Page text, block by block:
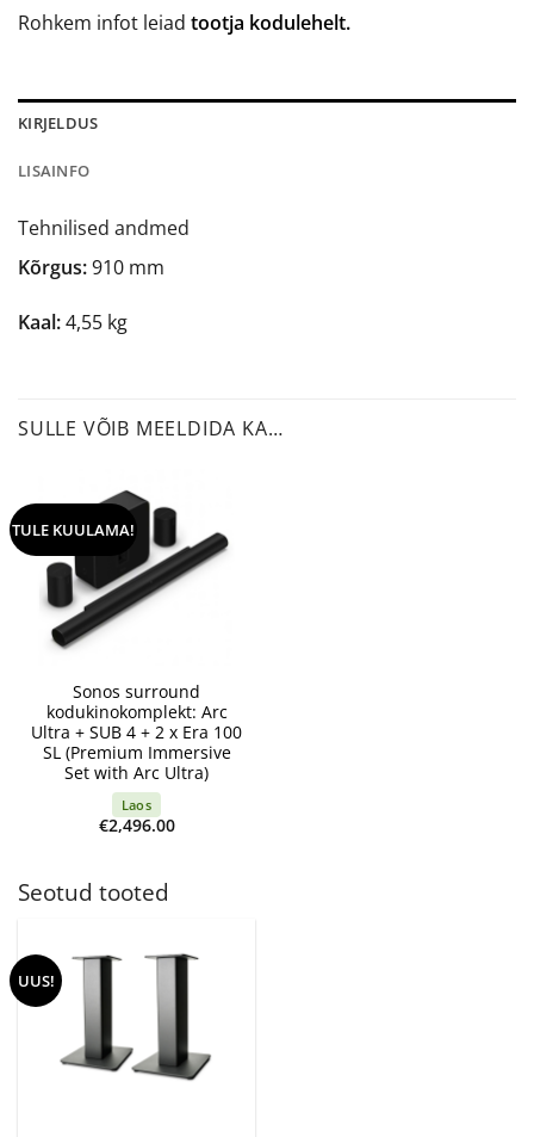
Rohkem infot leiad tootja kodulehelt.
KIRJELDUS
LISAINFO
Tehnilised andmed
Kõrgus:910 mm
Kaal:4,55 kg
SULLE VÕIB MEELDIDA KA…
TULE KUULAMA!
Sonos surround
kodukinokomplekt: Arc
Ultra + SUB 4 + 2 x Era 100
SL (Premium Immersive
Set with Arc Ultra)
Laos
€2,496.00
Seotud tooted
UUS!